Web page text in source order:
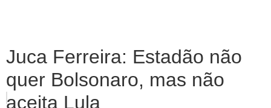
Juca Ferreira: Estadão não
quer Bolsonaro, mas não
aceita Lula